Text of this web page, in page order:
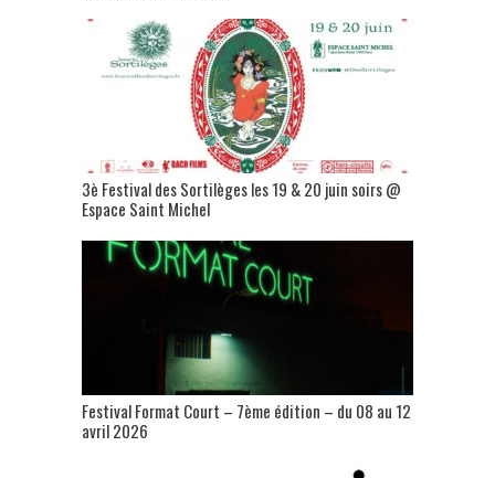
3è Festival des Sortilèges les 19 & 20 juin soirs @
Espace Saint Michel
Festival Format Court – 7ème édition – du 08 au 12
avril 2026